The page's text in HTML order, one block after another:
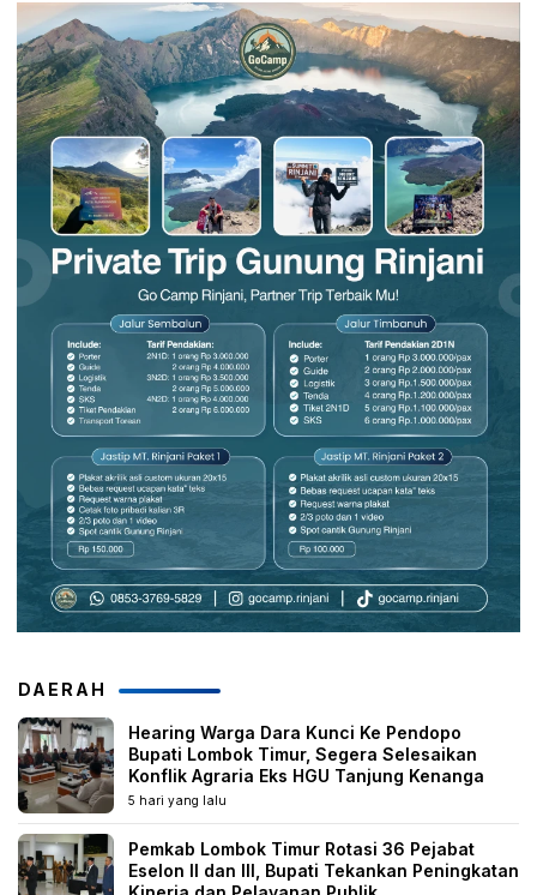
DAERAH
Hearing Warga Dara Kunci Ke Pendopo
Bupati Lombok Timur, Segera Selesaikan
Konflik Agraria Eks HGU Tanjung Kenanga
5 hari yang lalu
Pemkab Lombok Timur Rotasi 36 Pejabat
Eselon II dan III, Bupati Tekankan Peningkatan